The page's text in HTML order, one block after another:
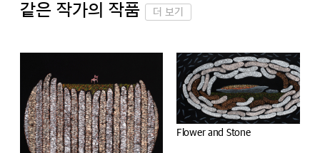
같은 작가의 작품 더 보기
Flower and Stone
Tree